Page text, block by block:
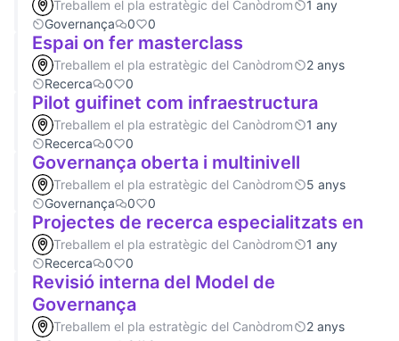
Treballem el pla estratègic del Canòdrom
1 any
Governança
0 0
Espai on fer masterclass
Treballem el pla estratègic del Canòdrom
2 anys
Recerca
0 0
Pilot guifinet com infraestructura
Treballem el pla estratègic del Canòdrom
1 any
Recerca
0 0
Governança oberta i multinivell
Treballem el pla estratègic del Canòdrom
5 anys
Governança
0 0
Projectes de recerca especialitzats en
Treballem el pla estratègic del Canòdrom
1 any
Recerca
0 0
Revisió interna del Model de
Governança
Treballem el pla estratègic del Canòdrom
2 anys